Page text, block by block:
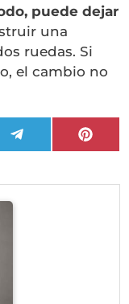
puede dejar
una
ruedas. Si
el cambio no
Compartir
en
en